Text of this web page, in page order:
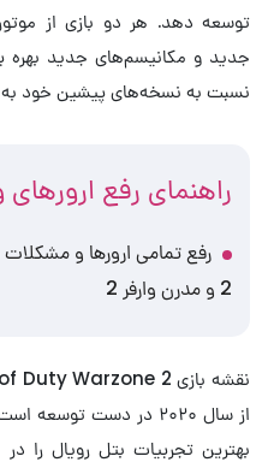
توسعه دهد. هر دو بازی از
جدید و مکانیسم‌های جدید بهره
نسبت به نسخه‌های پیشین خود به
راهنمای رفع ارورهای
رفع تمامی ارورها و مشکلات
2 و مدرن وارفر 2
از سال ۲۰۲۰ در دست
بهترین تجربیات بتل رویال را در